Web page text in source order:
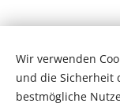
Wir verwenden
und die Sicherheit
bestmögliche